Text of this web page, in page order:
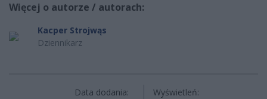
Więcej o autorze / autorach:
Kacper Strojwąs
Dziennikarz
Data dodania:
Wyświetleń: